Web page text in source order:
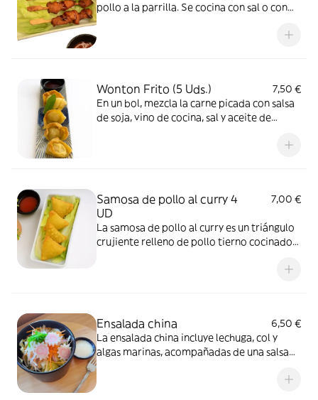
pollo a la parrilla. Se cocina con sal o con
Wonton Frito (5 Uds.)
7,50 €
En un bol, mezcla la carne picada con salsa
de soja, vino de cocina, sal y aceite de
Samosa de pollo al curry 4
UD
7,00 €
La samosa de pollo al curry es un triángulo
crujiente relleno de pollo tierno cocinado
Ensalada china
6,50 €
La ensalada china incluye lechuga, col y
algas marinas, acompañadas de una salsa